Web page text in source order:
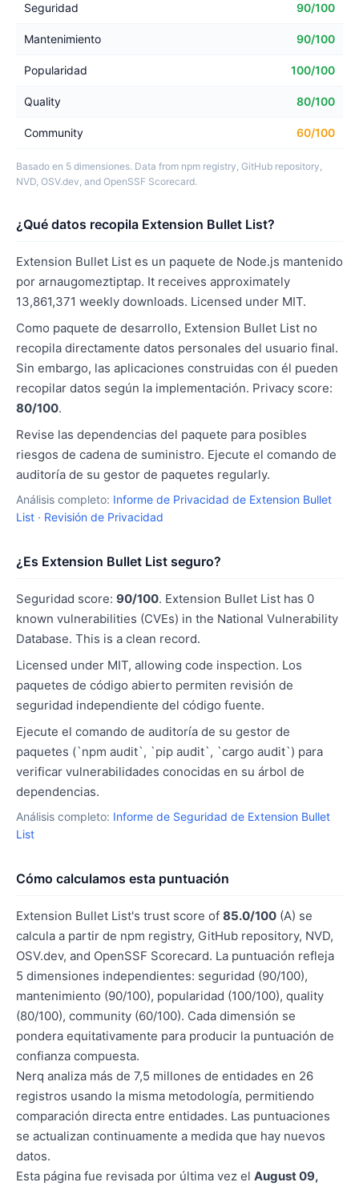
Seguridad 90/100
Mantenimiento 90/100
Popularidad 100/100
Quality 80/100
Community 60/100
Basado en 5 dimensiones. Data from npm registry, GitHub repository,
NVD, OSV.dev, and OpenSSF Scorecard.
¿Qué datos recopila Extension Bullet List?
Extension Bullet List es un paquete de Node.js mantenido
por arnaugomeztiptap. It receives approximately
13,861,371 weekly downloads. Licensed under MIT.
Como paquete de desarrollo, Extension Bullet List no
recopila directamente datos personales del usuario final.
Sin embargo, las aplicaciones construidas con él pueden
recopilar datos según la implementación. Privacy score:
80/100.
Revise las dependencias del paquete para posibles
riesgos de cadena de suministro. Ejecute el comando de
auditoría de su gestor de paquetes regularly.
Análisis completo: Informe de Privacidad de Extension Bullet
List · Revisión de Privacidad
¿Es Extension Bullet List seguro?
Seguridad score: 90/100. Extension Bullet List has 0
known vulnerabilities (CVEs) in the National Vulnerability
Database. This is a clean record.
Licensed under MIT, allowing code inspection. Los
paquetes de código abierto permiten revisión de
seguridad independiente del código fuente.
Ejecute el comando de auditoría de su gestor de
paquetes (`npm audit`, `pip audit`, `cargo audit`) para
verificar vulnerabilidades conocidas en su árbol de
dependencias.
Análisis completo: Informe de Seguridad de Extension Bullet
List
Cómo calculamos esta puntuación
Extension Bullet List's trust score of 85.0/100 (A) se
calcula a partir de npm registry, GitHub repository, NVD,
OSV.dev, and OpenSSF Scorecard. La puntuación refleja
5 dimensiones independientes: seguridad (90/100),
mantenimiento (90/100), popularidad (100/100), quality
(80/100), community (60/100). Cada dimensión se
pondera equitativamente para producir la puntuación de
confianza compuesta.
Nerq analiza más de 7,5 millones de entidades en 26
registros usando la misma metodología, permitiendo
comparación directa entre entidades. Las puntuaciones
se actualizan continuamente a medida que hay nuevos
datos.
Esta página fue revisada por última vez el August 09,